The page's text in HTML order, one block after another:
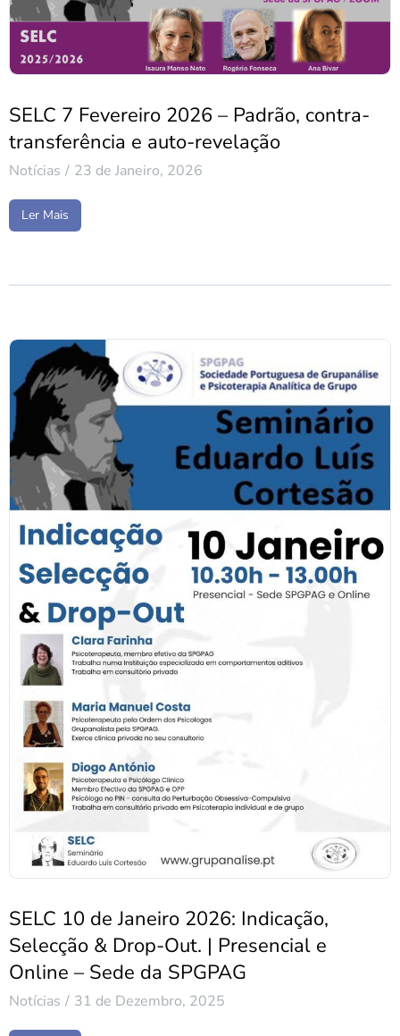
SELC 7 Fevereiro 2026 – Padrão, contra-
transferência e auto-revelação
Notícias 23 de Janeiro, 2026
Ler Mais
SELC 10 de Janeiro 2026: Indicação,
Selecção & Drop-Out. | Presencial e
Online – Sede da SPGPAG
Notícias 31 de Dezembro, 2025